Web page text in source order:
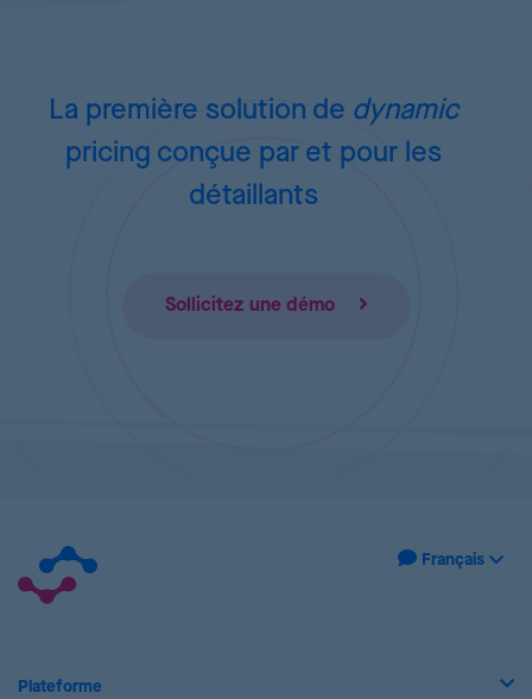
La première solution de dynamic
pricing conçue par et pour les
détaillants
Sollicitez une démo
Plateforme